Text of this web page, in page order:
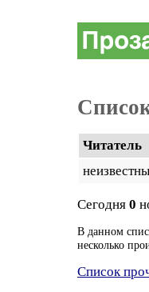
Читатель
Сегодня 0
В данном
несколько
Список